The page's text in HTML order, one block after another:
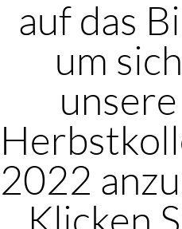
auf das
um sich
unsere
2022
Klicken